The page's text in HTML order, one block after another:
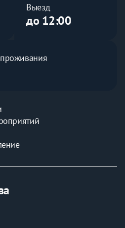
заселение 24/7
Выезд
до 12:00